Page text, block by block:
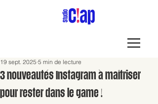
3 nouveautés Instagram à maîtriser
pour rester dans le game !
19 sept. 2025 5 min de lecture